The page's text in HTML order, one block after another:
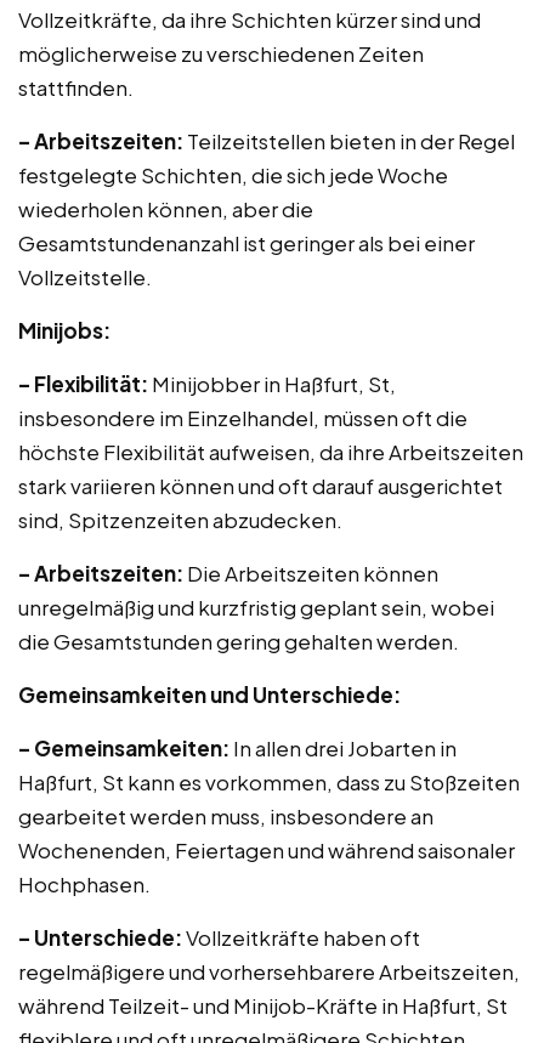
Vollzeitkräfte, da ihre Schichten kürzer sind und
möglicherweise zu verschiedenen Zeiten
stattfinden.
– Arbeitszeiten: Teilzeitstellen bieten in der Regel
festgelegte Schichten, die sich jede Woche
wiederholen können, aber die
Gesamtstundenanzahl ist geringer als bei einer
Vollzeitstelle.
Minijobs:
– Flexibilität: Minijobber in Haßfurt, St,
insbesondere im Einzelhandel, müssen oft die
höchste Flexibilität aufweisen, da ihre Arbeitszeiten
stark variieren können und oft darauf ausgerichtet
sind, Spitzenzeiten abzudecken.
– Arbeitszeiten: Die Arbeitszeiten können
unregelmäßig und kurzfristig geplant sein, wobei
die Gesamtstunden gering gehalten werden.
Gemeinsamkeiten und Unterschiede:
– Gemeinsamkeiten: In allen drei Jobarten in
Haßfurt, St kann es vorkommen, dass zu Stoßzeiten
gearbeitet werden muss, insbesondere an
Wochenenden, Feiertagen und während saisonaler
Hochphasen.
– Unterschiede:Vollzeitkräfte haben oft
regelmäßigere und vorhersehbarere Arbeitszeiten,
während Teilzeit- und Minijob-Kräfte in Haßfurt, St